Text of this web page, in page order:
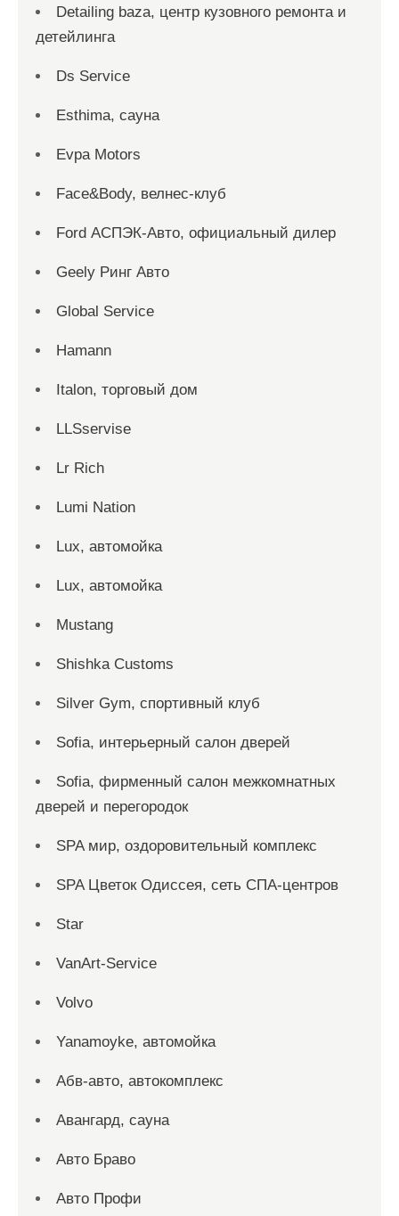
Detailing baza, центр кузовного ремонта и
детейлинга
Ds Service
Esthima, сауна
Evpa Motors
Face&Body, велнес-клуб
Ford АСПЭК-Авто, официальный дилер
Geely Ринг Авто
Global Service
Hamann
Italon, торговый дом
LLSservise
Lr Rich
Lumi Nation
Lux, автомойка
Lux, автомойка
Mustang
Shishka Customs
Silver Gym, спортивный клуб
Sofia, интерьерный салон дверей
Sofia, фирменный салон межкомнатных
дверей и перегородок
SPA мир, оздоровительный комплекс
SPA Цветок Одиссея, сеть СПА-центров
Star
VanArt-Service
Volvo
Yanamoyke, автомойка
Абв-авто, автокомплекс
Авангард, сауна
Авто Браво
Авто Профи